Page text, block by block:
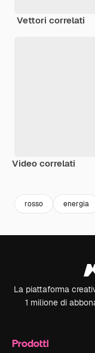
Vettori correlati
Video correlati
rosso energia
La piattaforma
1 milione di
Prodotti